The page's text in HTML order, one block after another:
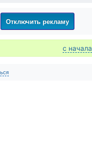
Отключить рекламу
с начала